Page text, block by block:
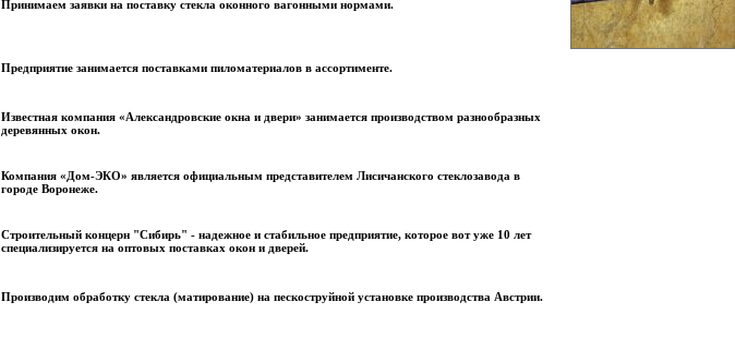
Принимаем заявки на поставку стекла оконного вагонными нормами.
Предприятие занимается поставками пиломатериалов в ассортименте.
Известная компания «Александровские окна и двери» занимается производством разнообразных
деревянных окон.
Компания «Дом-ЭКО» является официальным представителем Лисичанского стеклозавода в
городе Воронеже.
Строительный концерн "Сибирь" - надежное и стабильное предприятие, которое вот уже 10 лет
специализируется на оптовых поставках окон и дверей.
Производим обработку стекла (матирование) на пескоструйной установке производства Австрии.